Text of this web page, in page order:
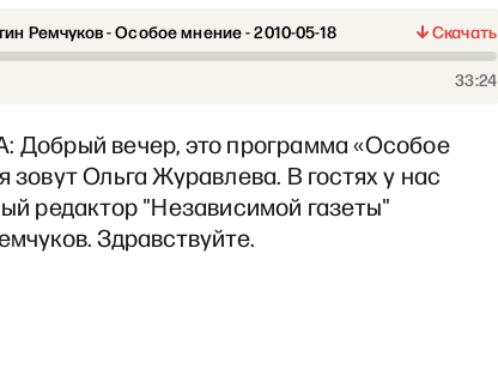
Ремчуков - Особое мнение - 2010-05-18
Скачать
33:24
вечер, это программа «Особое
зовут Ольга Журавлева. В гостях у нас
редактор "Независимой газеты"
Здравствуйте.